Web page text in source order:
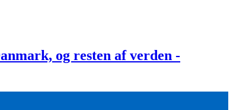
og resten af verden -